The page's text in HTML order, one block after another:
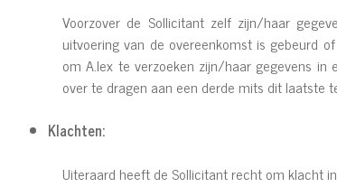
Voorzover de Sollicitant zelf zijn/haar
uitvoering van de overeenkomst is gebeurd
om A.lex te verzoeken zijn/haar gegevens
over te dragen aan een derde mits dit laatste
Klachten:
Uiteraard heeft de Sollicitant recht om klacht